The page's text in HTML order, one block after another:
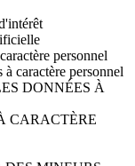
personnel
caractère personnel
DONNÉES À
CARACTÈRE